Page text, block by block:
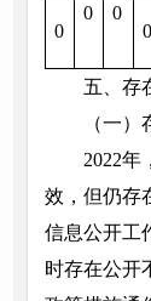
0
0
0
0
五、存
（一
2022年
效，但仍存
信息公开工
时存在公开